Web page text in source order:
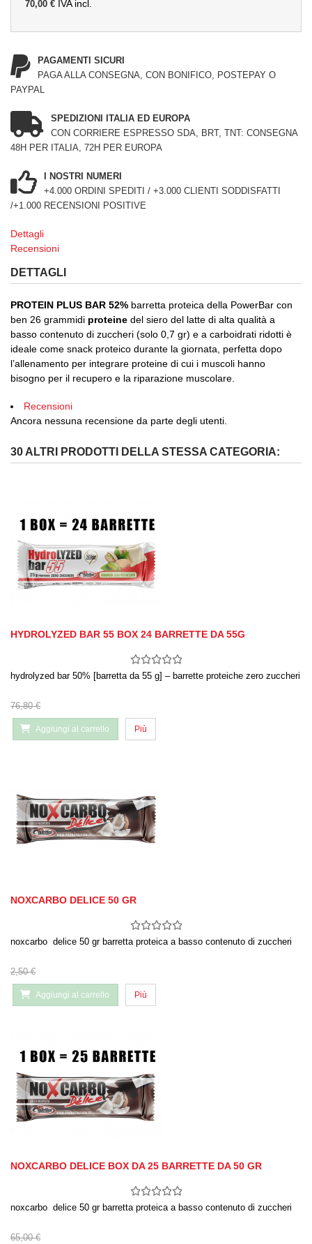
70,00 € IVA incl.
PAGAMENTI SICURI
PAGA ALLA CONSEGNA, CON BONIFICO, POSTEPAY O
PAYPAL
SPEDIZIONI ITALIA ED EUROPA
CON CORRIERE ESPRESSO SDA, BRT, TNT: CONSEGNA
48H PER ITALIA, 72H PER EUROPA
I NOSTRI NUMERI
+4.000 ORDINI SPEDITI / +3.000 CLIENTI SODDISFATTI
/+1.000 RECENSIONI POSITIVE
Dettagli
Recensioni
DETTAGLI
PROTEIN PLUS BAR 52% barretta proteica della PowerBar con
ben 26 grammidi proteine del siero del latte di alta qualità a
basso contenuto di zuccheri (solo 0,7 gr) e a carboidrati ridotti è
ideale come snack proteico durante la giornata, perfetta dopo
l’allenamento per integrare proteine di cui i muscoli hanno
bisogno per il recupero e la riparazione muscolare.
Recensioni
Ancora nessuna recensione da parte degli utenti.
30 ALTRI PRODOTTI DELLA STESSA CATEGORIA:
HYDROLYZED BAR 55 BOX 24 BARRETTE DA 55G
hydrolyzed bar 50% [barretta da 55 g] – barrette proteiche zero zuccheri
76,80 €
Aggiungi al carrello Più
NOXCARBO DELICE 50 GR
noxcarbo delice 50 gr barretta proteica a basso contenuto di zuccheri
2,50 €
Aggiungi al carrello Più
NOXCARBO DELICE BOX DA 25 BARRETTE DA 50 GR
noxcarbo delice 50 gr barretta proteica a basso contenuto di zuccheri
65,00 €